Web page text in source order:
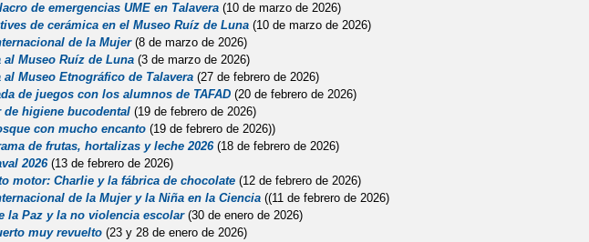
de emergencias UME en Talavera(10 de marzo de 2026)
de cerámica en el Museo Ruíz de Luna(10 de marzo de 2026)
de la Mujer(8 de marzo de 2026)
al Museo Ruíz de Luna (3 de marzo de 2026)
al Museo Etnográfico de Talavera (27 de febrero de 2026)
de juegos con los alumnos de TAFAD (20 de febrero de 2026)
de higiene bucodental(19 de febrero de 2026)
con mucho encanto(19 de febrero de 2026))
de frutas, hortalizas y leche 2026 (18 de febrero de 2026)
2026 (13 de febrero de 2026)
motor: Charlie y la fábrica de chocolate(12 de febrero de 2026)
de la Mujer y la Niña en la Ciencia((11 de febrero de 2026)
la Paz y la no violencia escolar(30 de enero de 2026)
muy revuelto (23 y 28 de enero de 2026)